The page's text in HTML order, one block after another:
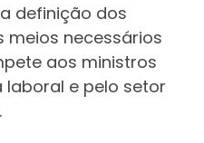
definição dos
meios necessários
aos ministros
laboral e pelo setor